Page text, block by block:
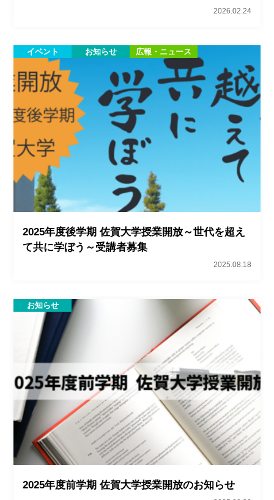
2026.02.24
イベント お知らせ 広報・ニュース
2025年度後学期 佐賀大学授業開放～世代を超え
て共に学ぼう～受講者募集
2025.08.18
お知らせ
2025年度前学期 佐賀大学授業開放のお知らせ